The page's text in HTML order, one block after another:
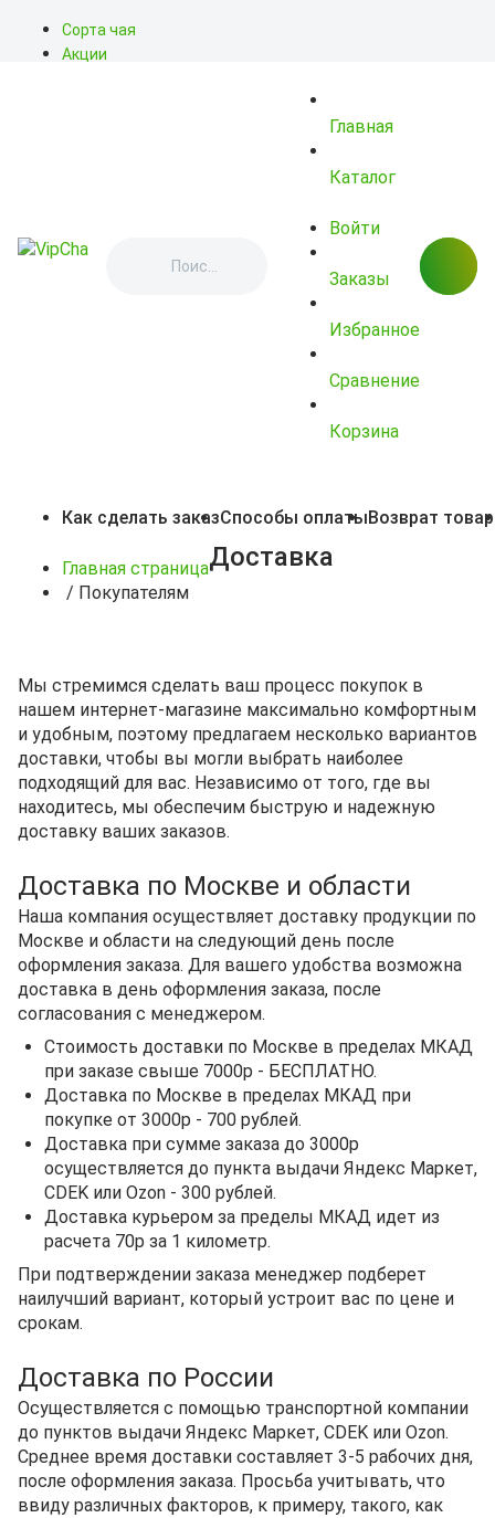
Сорта чая
Акции
Главная
Каталог
Войти
Заказы
Избранное
Сравнение
Корзина
Как сделать заказСпособы оплатыВозврат
Главная страница
/ Покупателям
Доставка
Мы стремимся сделать ваш процесс покупок в
нашем интернет-магазине максимально комфортным
и удобным, поэтому предлагаем несколько вариантов
доставки, чтобы вы могли выбрать наиболее
подходящий для вас. Независимо от того, где вы
находитесь, мы обеспечим быструю и надежную
доставку ваших заказов.
Доставка по Москве и области
Наша компания осуществляет доставку продукции по
Москве и области на следующий день после
оформления заказа. Для вашего удобства возможна
доставка в день оформления заказа, после
согласования с менеджером.
Стоимость доставки по Москве в пределах МКАД
при заказе свыше 7000р - БЕСПЛАТНО.
Доставка по Москве в пределах МКАД при
покупке от 3000р - 700 рублей.
Доставка при сумме заказа до 3000р
осуществляется до пункта выдачи Яндекс Маркет,
CDEK или Ozon - 300 рублей.
Доставка курьером за пределы МКАД идет из
расчета 70р за 1 километр.
При подтверждении заказа менеджер подберет
наилучший вариант, который устроит вас по цене и
срокам.
Доставка по России
Осуществляется с помощью транспортной компании
до пунктов выдачи Яндекс Маркет, CDEK или Ozon.
Среднее время доставки составляет 3-5 рабочих дня,
после оформления заказа. Просьба учитывать, что
ввиду различных факторов, к примеру, такого, как